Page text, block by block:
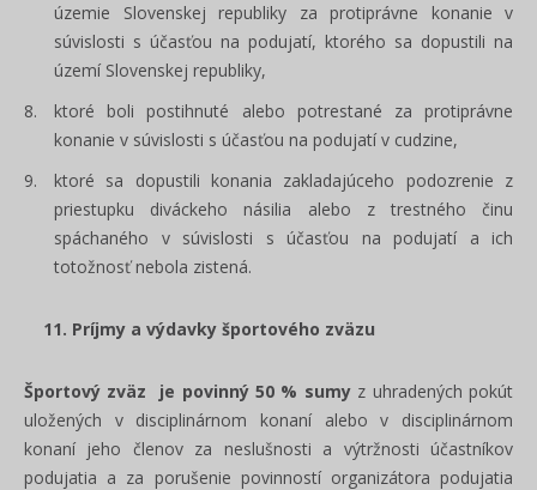
územie Slovenskej republiky za protiprávne konanie v
súvislosti s účasťou na podujatí, ktorého sa dopustili na
území Slovenskej republiky,
ktoré boli postihnuté alebo potrestané za protiprávne
konanie v súvislosti s účasťou na podujatí v cudzine,
ktoré sa dopustili konania zakladajúceho podozrenie z
priestupku diváckeho násilia alebo z trestného činu
spáchaného v súvislosti s účasťou na podujatí a ich
totožnosť nebola zistená.
11. Príjmy a výdavky športového zväzu
Športový zväz je povinný 50 % sumyz uhradených pokút
uložených v disciplinárnom konaní alebo v disciplinárnom
konaní jeho členov za neslušnosti a výtržnosti účastníkov
podujatia a za porušenie povinností organizátora podujatia